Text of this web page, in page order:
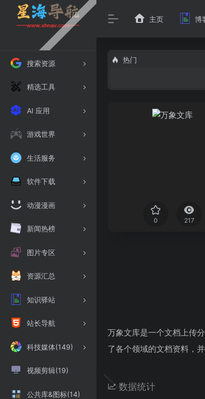
搜索资源
精选工具
AI 应用
游戏世界
生活服务
软件下载
动漫漫画
新闻热榜
图片专区
资源汇总
知识驿站
站长导航
科技媒体(149)
视频剪辑(19)
公共库&图标(14)
主页 博
热门
0 217
万象文库是一个文档上传
了各个领域的文档资料，
数据统计